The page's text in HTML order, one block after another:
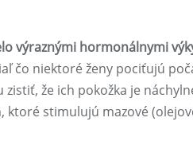
výraznými hormonálnymi
čo niektoré ženy pociťujú
že ich pokožka je
stimulujú mazové